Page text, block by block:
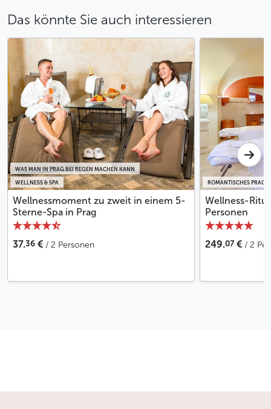
Weniger
Das könnte Sie auch interessieren
WELLNESS & SPA
WAS MAN IN PRAG BEI REGEN MACHEN KANN
Wellnessmoment zu zweit in einem 5-
Sterne-Spa in Prag
37.36 € / 2 Personen
ROMANTISCHES PRAG
Wellness-
Personen
249.07 € / 2